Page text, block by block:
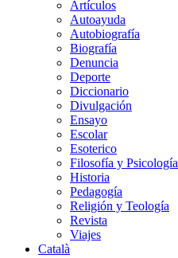
Artículos
Autoayuda
Autobiografía
Biografía
Denuncia
Deporte
Diccionario
Divulgación
Ensayo
Escolar
Esoterico
Filosofía y Psicología
Historia
Pedagogía
Religión y Teología
Revista
Viajes
Català